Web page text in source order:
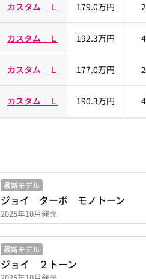
カスタム Ｌ 179.0万円
カスタム Ｌ 192.3万円
カスタム Ｌ 177.0万円
カスタム Ｌ 190.3万円
最新モデル
ジョイ ターボ モノトーン
2025年10月発売
最新モデル
ジョイ ２トーン